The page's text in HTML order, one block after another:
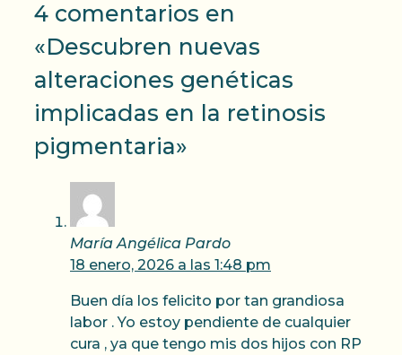
4 comentarios en
«Descubren nuevas
alteraciones genéticas
implicadas en la retinosis
pigmentaria»
María Angélica Pardo
18 enero, 2026 a las 1:48 pm
Buen día los felicito por tan grandiosa
labor . Yo estoy pendiente de cualquier
cura , ya que tengo mis dos hijos con RP